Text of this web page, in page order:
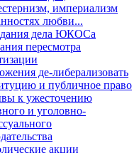
империализм
любви...
дела ЮКОСа
пересмотра
де-либерализовать
и публичное право
к ужесточению
и уголовно-
акции